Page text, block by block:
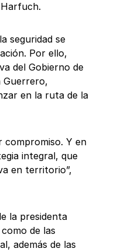
seguridad se
Por ello,
del Gobierno de
Guerrero,
en la ruta de la
compromiso. Y en
integral, que
en territorio”,
la presidenta
de las
además de las